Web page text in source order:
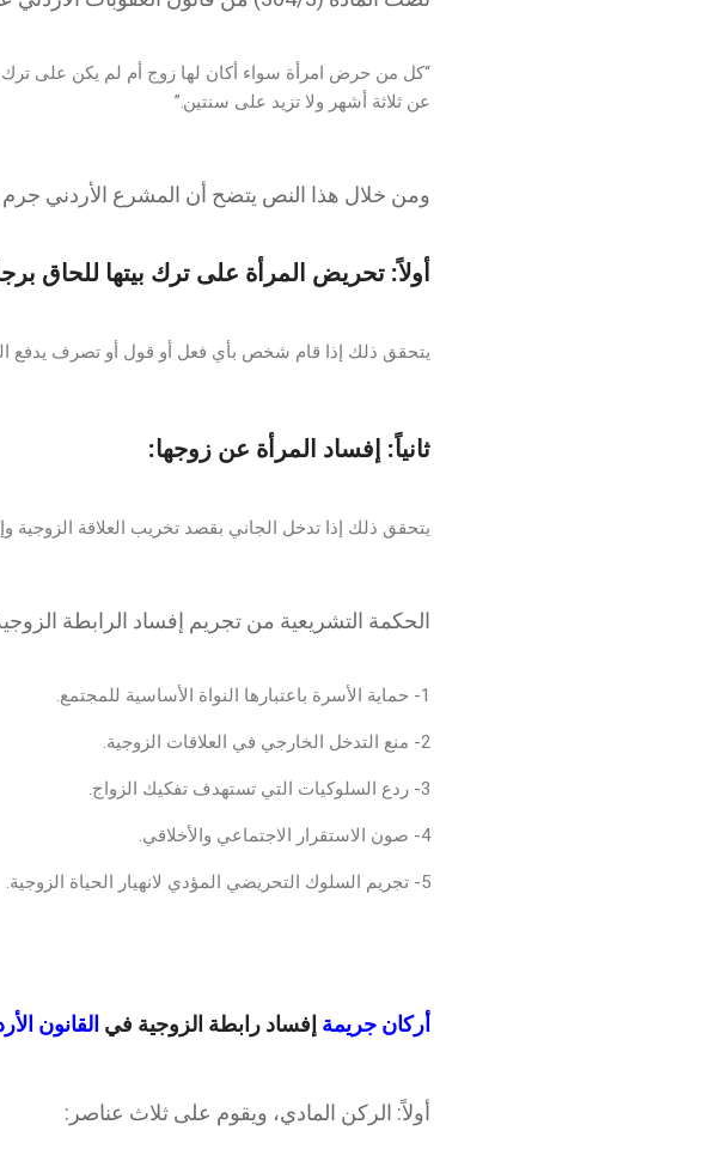
“كل من حرض امرأة سواء أكان لها زوج أم لم يكن على ترك
عن ثلاثة أشهر ولا تزيد على سنتين.”
ومن خلال هذا النص يتضح أن المشرع الأردني
أولاً: تحريض المرأة على ترك بيتها للحاق
يتحقق ذلك إذا قام شخص بأي فعل أو قول أو تصرف يدفع
ثانياً: إفساد المرأة عن زوجها:
يتحقق ذلك إذا تدخل الجاني بقصد تخريب العلاقة الزوجية
الحكمة التشريعية من تجريم إفساد الرابطة
1- حماية الأسرة باعتبارها النواة الأساسية للمجتمع.
2- منع التدخل الخارجي في العلاقات الزوجية.
3- ردع السلوكيات التي تستهدف تفكيك الزواج.
4- صون الاستقرار الاجتماعي والأخلاقي.
5- تجريم السلوك التحريضي المؤدي لانهيار الحياة الزوجية.
أركان جريمة إفساد رابطة الزوجية في القانون
أولاً: الركن المادي، ويقوم على ثلاث عناصر: